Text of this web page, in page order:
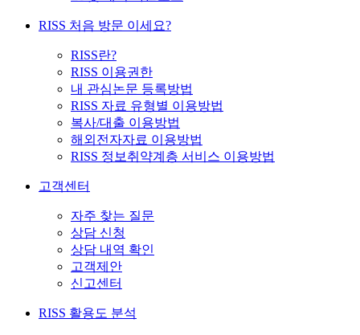
RISS 처음 방문 이세요?
RISS란?
RISS 이용권한
내 관심논문 등록방법
RISS 자료 유형별 이용방법
복사/대출 이용방법
해외전자자료 이용방법
RISS 정보취약계층 서비스 이용방법
고객센터
자주 찾는 질문
상담 신청
상담 내역 확인
고객제안
신고센터
RISS 활용도 분석